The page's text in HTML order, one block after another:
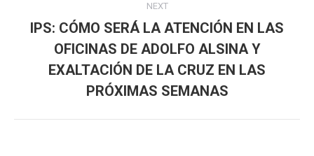
NEXT
Next
post:
IPS: CÓMO SERÁ LA ATENCIÓN EN LAS
OFICINAS DE ADOLFO ALSINA Y
EXALTACIÓN DE LA CRUZ EN LAS
PRÓXIMAS SEMANAS